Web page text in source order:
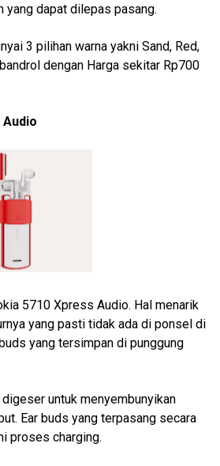
yang dapat dilepas pasang.
3 pilihan warna yakni Sand, Red,
dengan Harga sekitar Rp700
Audio
5710 Xpress Audio. Hal menarik
yang pasti tidak ada di ponsel di
yang tersimpan di punggung
untuk menyembunyikan
Ear buds yang terpasang secara
proses charging.